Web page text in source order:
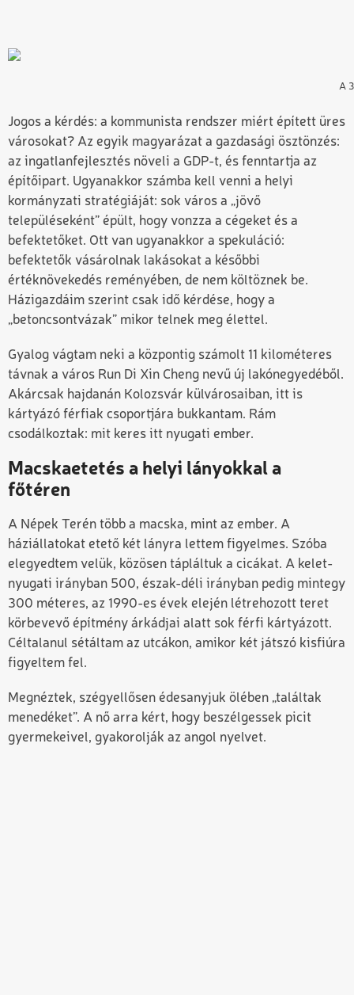
A
Jogos a kérdés: a kommunista rendszer miért épített üres
városokat? Az egyik magyarázat a gazdasági ösztönzés:
az ingatlanfejlesztés növeli a GDP-t, és fenntartja az
építőipart. Ugyanakkor számba kell venni a helyi
kormányzati stratégiáját: sok város a „jövő
településeként” épült, hogy vonzza a cégeket és a
befektetőket. Ott van ugyanakkor a spekuláció:
befektetők vásárolnak lakásokat a későbbi
értéknövekedés reményében, de nem költöznek be.
Házigazdáim szerint csak idő kérdése, hogy a
„betoncsontvázak” mikor telnek meg élettel.
Gyalog vágtam neki a központig számolt 11 kilométeres
távnak a város Run Di Xin Cheng nevű új lakónegyedéből.
Akárcsak hajdanán Kolozsvár külvárosaiban, itt is
kártyázó férfiak csoportjára bukkantam. Rám
csodálkoztak: mit keres itt nyugati ember.
Macskaetetés a helyi lányokkal a
főtéren
A Népek Terén több a macska, mint az ember. A
háziállatokat etető két lányra lettem figyelmes. Szóba
elegyedtem velük, közösen tápláltuk a cicákat. A kelet-
nyugati irányban 500, észak-déli irányban pedig mintegy
300 méteres, az 1990-es évek elején létrehozott teret
körbevevő építmény árkádjai alatt sok férfi kártyázott.
Céltalanul sétáltam az utcákon, amikor két játszó kisfiúra
figyeltem fel.
Megnéztek, szégyellősen édesanyjuk ölében „találtak
menedéket”. A nő arra kért, hogy beszélgessek picit
gyermekeivel, gyakorolják az angol nyelvet.